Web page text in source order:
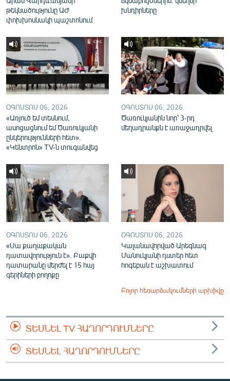
«Ազատության» բոլոր կայքերը
թեկնածությունը ԱԺ
փոխխոսնակի պաշտոնում
խնդիրները
ՕԳՈՍՏՈՍ 06, 2026
«Առյուծ եմ տեսնում,
ասոցացնում եմ Ծառուկյանի
ընկերությունների հետ».
«Կենտրոն» TV-ն տուգանվեց
ՕԳՈՍՏՈՍ 06, 2026
Ծառուկյանին նոր՝ 3-րդ
մեղադրանքն է առաջադրվել
ՕԳՈՍՏՈՍ 06, 2026
«Սա քաղաքական
դատավորություն է». Բաքվի
դատարանը մերժել է 15 հայ
գերիների բողոքը
ՕԳՈՍՏՈՍ 06, 2026
Կալանավորված Արեգնազ
Մանուկյանի դստեր հետ
հոգեբան է աշխատում
Բոլոր հեռարձակումների արխիվը
ՏԵՍՆԵԼ TV ՀԱՂՈՐԴՈՒՄՆԵՐԸ
ՏԵՍՆԵԼ ՀԱՂՈՐԴՈՒՄՆԵՐԸ